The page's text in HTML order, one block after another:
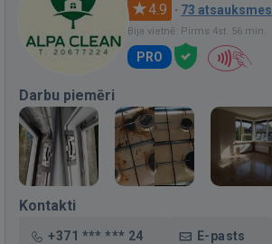
4.9 · 73 atsauksmes
Bija vietnē: Pirms 4st. 56 min.
PRO
Darbu piemēri
Kontakti
+371 *** *** 24 E-pasts